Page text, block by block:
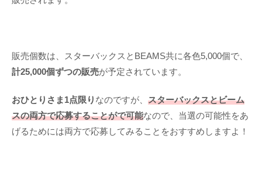
販売個数は、スターバックスとBEAMS共に各色5,000個で、
計25,000個ずつの販売が予定されています。
おひとりさま1点限り なのですが、 スターバックスとビーム
スの両方で応募することがで可能なので、当選の可能性をあ
げるためには両方で応募してみることをおすすめしますよ！